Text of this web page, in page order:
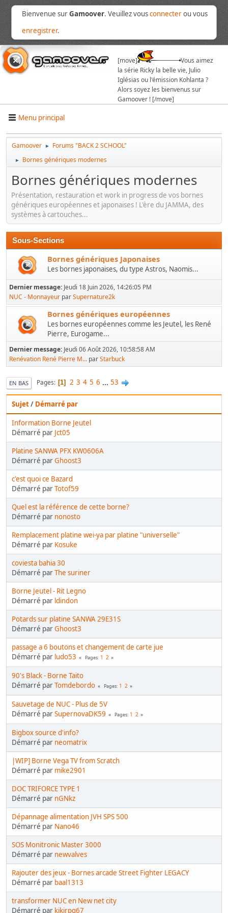
Bienvenue surGamoover. Veuillez vousconnecterou vous
enregistrer.
[move]
Vous aimez
la série Ricky la belle vie, Julio
Iglésias ou l'émission Kohlanta ?
Alors soyez les bienvenus sur
Gamoover ! [/move]
Menu principal
Gamoover ► Forums "BACK 2 SCHOOL"
► Bornes génériques modernes
Bornes génériques modernes
Présentation, restauration et work in progress de vos bornes
génériques européennes et japonaises ! L'ère du JAMMA, des
systèmes à cartouches...
Sous-Sections
Bornes génériques Japonaises
Les bornes japonaises, du type Astros, Naomis...
Dernier message: Jeudi 18 Juin 2026, 14:26:05 PM
NUC - Monnayeur parSupernature2k
Bornes génériques européennes
Les bornes européennes comme les Jeutel, les René
Pierre, Eurogame...
Dernier message: Jeudi 06 Août 2026, 10:58:58 AM
Renévation René Pierre M... parStarbuck
EN BAS Pages 1 2 3 4 5 6 ... 53
Sujet/ Démarré par
Information Borne Jeutel
Démarré par Jct05
Platine SANWA PFX KW0606A
Démarré parGhoost3
c'est quoi ce Bazard
Démarré parTotof59
Quel est la référence de cette borne?
Démarré par nonosto
Remplacement platine wei-ya par platine "universelle"
Démarré par Kosuke
coviesta bahia 30
Démarré parThe suriner
Borne Jeutel - Rit Legno
Démarré par ldindon
Potards sur platine SANWA 29E31S
Démarré parGhoost3
passage a 6 boutons et changement de carte jue
Démarré par ludo53 Pages 1 2
90's Black - Borne Taito
Démarré parTomdebordo Pages 1 2
Sauvetage de NUC - Plus de 5V
Démarré parSupernovaDK59 Pages 1 2
Bigbox source d'info?
Démarré par neomatrix
|WIP] Borne Vega TV from Scratch
Démarré par mike2901
DOC TRIFORCE TYPE 1
Démarré par nGNkz
Dépannage alimentation JVH SPS 500
Démarré par Nano46
SOS Monitronic Master 3000
Démarré par newvalves
Rajouter des jeux - Bornes arcade Street Fighter LEGACY
Démarré par baal1313
transformer NUC en New net city
Démarré par kikirpg67